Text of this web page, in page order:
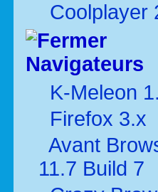
Coolplayer
Navigateurs
K-Meleon
Firefox 3.x
Avant
11.7 Build 7